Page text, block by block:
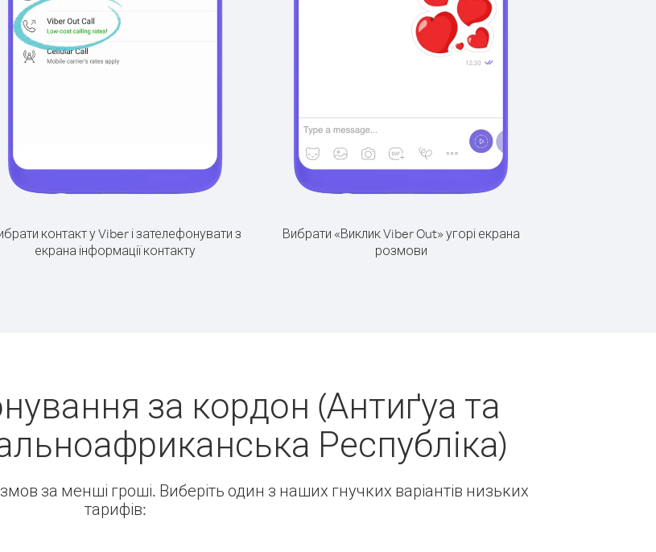
контакт у Viber і зателефонувати з
екрана інформації контакту
Вибрати «Виклик Viber Out» угорі екрана
розмови
за кордон (Антиґуа та
Республіка)
за менші гроші. Виберіть один з наших гнучких варіантів низьких
тарифів: